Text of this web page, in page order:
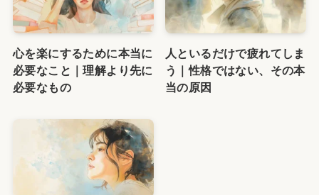
心を楽にするために本当に
必要なこと｜理解より先に
必要なもの
人といるだけで疲れてしま
う｜性格ではない、その本
当の原因